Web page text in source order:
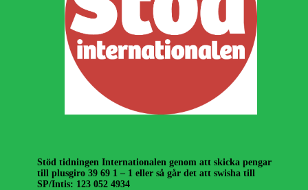
Stöd tidningen Internationalen genom att skicka pengar
till plusgiro 39 69 1 – 1 eller så går det att swisha till
SP/Intis: 123 052 4934